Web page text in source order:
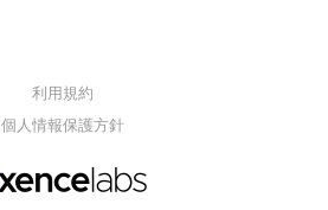
利用規約
個人情報保護方針